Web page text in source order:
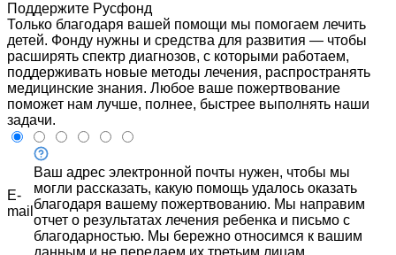
Поддержите Русфонд
Только благодаря вашей помощи мы помогаем лечить
детей. Фонду нужны и средства для развития — чтобы
расширять спектр диагнозов, с которыми работаем,
поддерживать новые методы лечения, распространять
медицинские знания. Любое ваше пожертвование
поможет нам лучше, полнее, быстрее выполнять наши
задачи.
E-
mail
Ваш адрес электронной почты нужен, чтобы мы
могли рассказать, какую помощь удалось оказать
благодаря вашему пожертвованию. Мы направим
отчет о результатах лечения ребенка и письмо с
благодарностью. Мы бережно относимся к вашим